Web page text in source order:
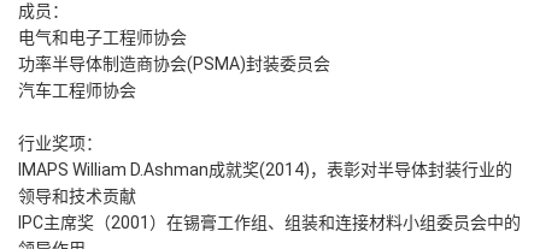
成员：
电气和电子工程师协会
功率半导体制造商协会(PSMA)封装委员会
汽车工程师协会
行业奖项：
IMAPS William D.Ashman成就奖(2014)，表彰对半导体封装行业的
领导和技术贡献
IPC主席奖（2001）在锡膏工作组、组装和连接材料小组委员会中的